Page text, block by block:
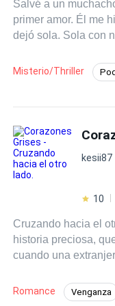
Salvé a un
primer amor. Él me hizo feliz. Luego...
dejó sola. Sola con nuestro hijo.
mi si, acepto en el
Misterio/Thriller
POV en primera
kesii87
10
Cruzando hacia el
historia preciosa,
cuando una
Alî, un musulmán
que cambiará su vida
Romance Venganza